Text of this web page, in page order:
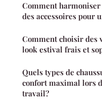
Comment harmoniser
des accessoires pour
Comment choisir des
look estival frais et
Quels types de
confort maximal lors
travail?